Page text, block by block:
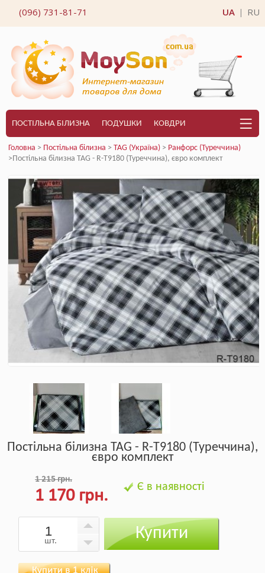
(096) 731-81-71 UA RU
ПОСТІЛЬНА БІЛИЗНА ПОДУШКИ КОВДРИ
Головна > Постільна білизна > TAG (Україна) > Ранфорс (Туреччина)
>Постільна білизна TAG - R-T9180 (Туреччина), євро комплект
Постільна білизна TAG - R-T9180 (Туреччина),
євро комплект
1 215 грн.
1 170 грн. Є в наявності
шт. Купити